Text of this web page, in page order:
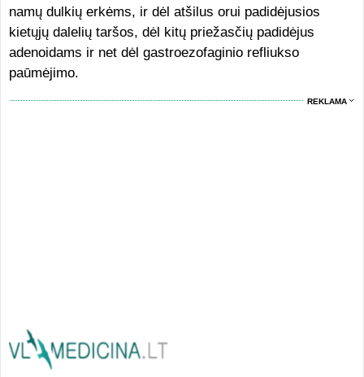
namų dulkių erkėms, ir dėl atšilus orui padidėjusios
kietųjų dalelių taršos, dėl kitų priežasčių padidėjus
adenoidams ir net dėl gastroezofaginio refliukso
paūmėjimo.
REKLAMA